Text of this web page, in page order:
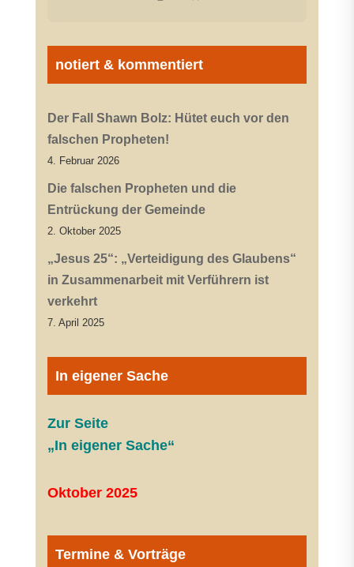
notiert & kommentiert
Der Fall Shawn Bolz: Hütet euch vor den
falschen Propheten!
4. Februar 2026
Die falschen Propheten und die
Entrückung der Gemeinde
2. Oktober 2025
„Jesus 25“: „Verteidigung des Glaubens“
in Zusammenarbeit mit Verführern ist
verkehrt
7. April 2025
In eigener Sache
Zur Seite
„In eigener Sache“
Oktober 2025
Termine & Vorträge